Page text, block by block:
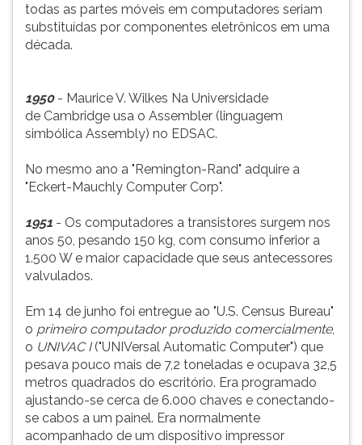
todas as partes móveis em computadores seriam
substituídas por componentes eletrônicos em uma
década.
1950- Maurice V. Wilkes Na Universidade
de Cambridge usa o Assembler (linguagem
simbólica Assembly) no EDSAC.
No mesmo ano a "Remington-Rand" adquire a
"Eckert-Mauchly Computer Corp".
1951 - Os computadores a transistores surgem nos
anos 50, pesando 150 kg, com consumo inferior a
1.500 W e maior capacidade que seus antecessores
valvulados.
Em 14 de junho foi entregue ao "U.S. Census Bureau"
o primeiro computador produzido comercialmente,
o UNIVAC I("UNIVersal Automatic Computer") que
pesava pouco mais de 7,2 toneladas e ocupava 32,5
metros quadrados do escritório. Era programado
ajustando-se cerca de 6.000 chaves e conectando-
se cabos a um painel. Era normalmente
acompanhado de um dispositivo impressor